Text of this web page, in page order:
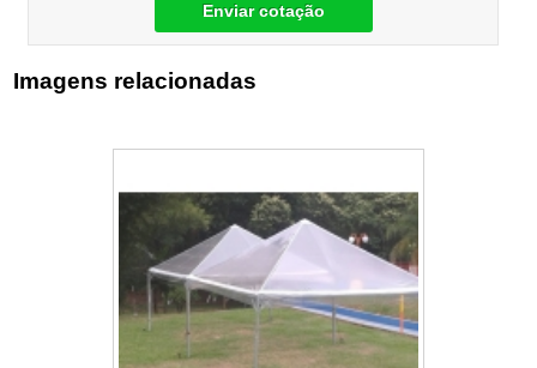
Enviar cotação
Imagens relacionadas